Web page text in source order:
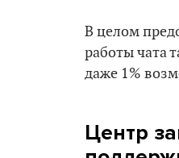
В целом
работы чата
даже 1%
Центр